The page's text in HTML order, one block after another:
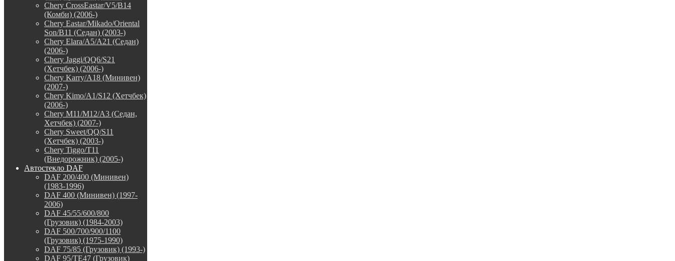
Chery CrossEastar/V5/B14
(Комби) (2006-)
Chery Eastar/Mikado/Oriental
Son/B11 (Седан) (2003-)
Chery Elara/A5/A21 (Седан)
(2006-)
Chery Jaggi/QQ6/S21
(Хетчбек) (2006-)
Chery Karry/A18 (Минивен)
(2007-)
Chery Kimo/A1/S12 (Хетчбек)
(2006-)
Chery M11/M12/A3 (Седан,
Хетчбек) (2007-)
Chery Sweet/QQ/S11
(Хетчбек) (2003-)
Chery Tiggo/T11
(Внедорожник) (2005-)
Автостекло DAF
DAF 200/400 (Минивен)
(1983-1996)
DAF 400 (Минивен) (1997-
2006)
DAF 45/55/600/800
(Грузовик) (1984-2003)
DAF 500/700/900/1100
(Грузовик) (1975-1990)
DAF 75/85 (Грузовик) (1993-)
DAF 95/TE47 (Грузовик)